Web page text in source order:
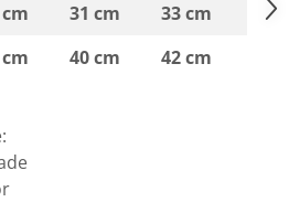
31 cm
33 cm
40 cm 42 cm